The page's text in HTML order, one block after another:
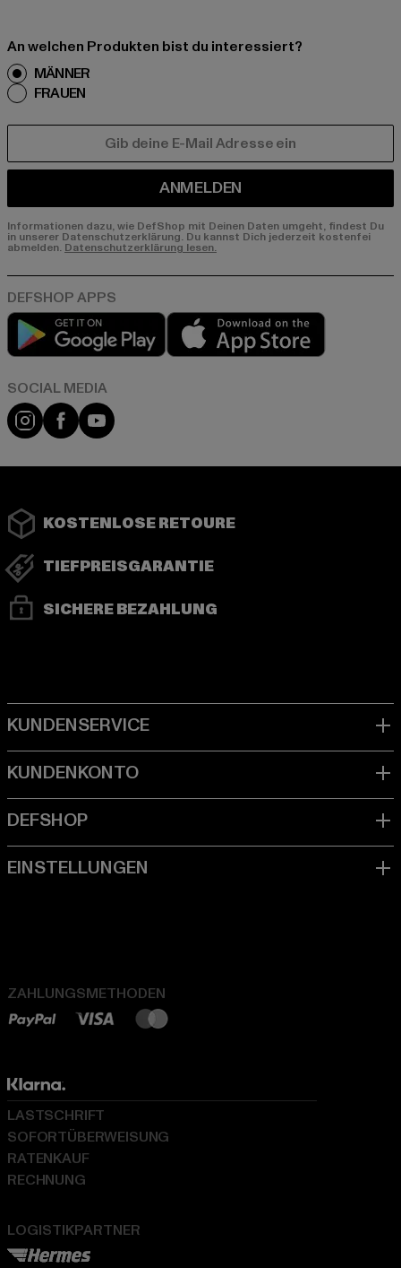
An welchen Produkten bist du interessiert?
MÄNNER
FRAUEN
ANMELDEN
Informationen dazu, wie DefShop mit Deinen Daten umgeht, findest Du
in unserer Datenschutzerklärung. Du kannst Dich jederzeit kostenfei
abmelden. Datenschutzerklärung lesen.
Play market
Instagram
FacebookYouTube
KOSTENLOSE RETOURE
TIEFPREISGARANTIE
SICHERE BEZAHLUNG
ZAHLUNGSMETHODEN
LOGISTIKPARTNER
LASTSCHRIFT
SOFORTÜBERWEISUNG
RATENKAUF
RECHNUNG